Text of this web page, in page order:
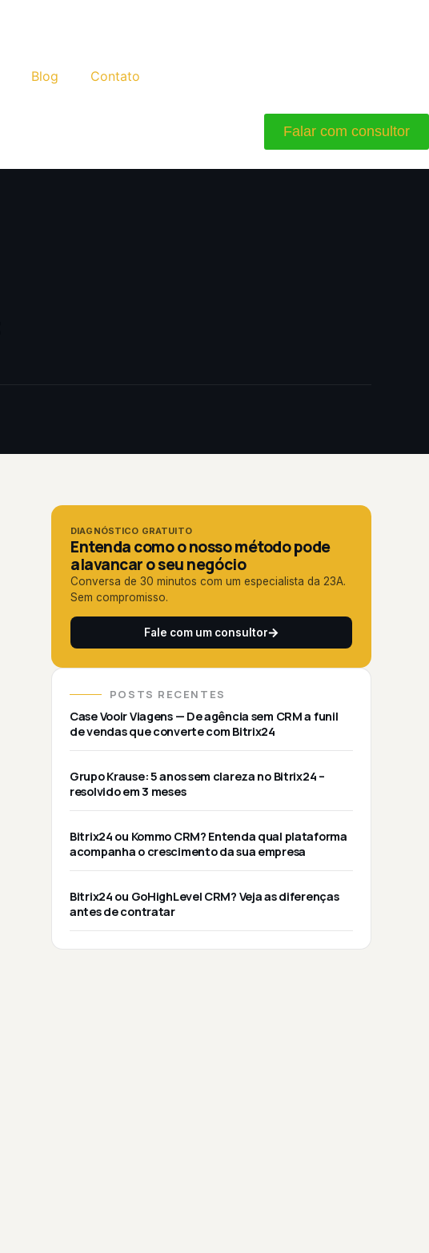
Blog Contato
Falar com consultor
DIAGNÓSTICO GRATUITO
Entenda como o nosso método pode
alavancar o seu negócio
Conversa de 30 minutos com um especialista da 23A.
Sem compromisso.
Fale com um consultor
POSTS RECENTES
Case Vooir Viagens — De agência sem CRM a funil
de vendas que converte com Bitrix24
Grupo Krause: 5 anos sem clareza no Bitrix24 –
resolvido em 3 meses
Bitrix24 ou Kommo CRM? Entenda qual plataforma
acompanha o crescimento da sua empresa
Bitrix24 ou GoHighLevel CRM? Veja as diferenças
antes de contratar